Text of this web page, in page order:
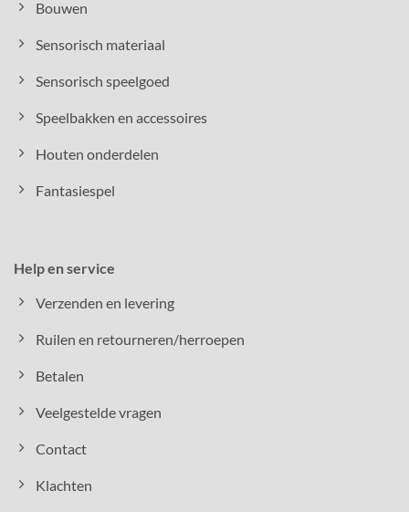
Bouwen
Sensorisch materiaal
Sensorisch speelgoed
Speelbakken en accessoires
Houten onderdelen
Fantasiespel
Help en service
Verzenden en levering
Ruilen en retourneren/herroepen
Betalen
Veelgestelde vragen
Contact
Klachten